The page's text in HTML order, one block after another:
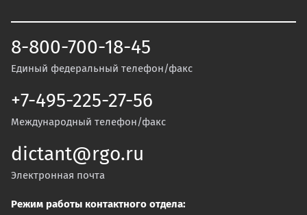
8-800-700-18-45
Единый федеральный телефон/факс
+7-495-225-27-56
Международный телефон/факс
dictant@rgo.ru
Электронная почта
Режим работы контактного отдела: